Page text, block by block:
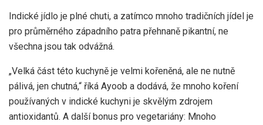
Indické jídlo je plné chuti, a zatímco mnoho tradičních jídel je
pro průměrného západního patra přehnaně pikantní, ne
všechna jsou tak odvážná.
„Velká část této kuchyně je velmi kořeněná, ale ne nutně
pálivá, jen chutná,“ říká Ayoob a dodává, že mnoho koření
používaných v indické kuchyni je skvělým zdrojem
antioxidantů. A další bonus pro vegetariány: Mnoho